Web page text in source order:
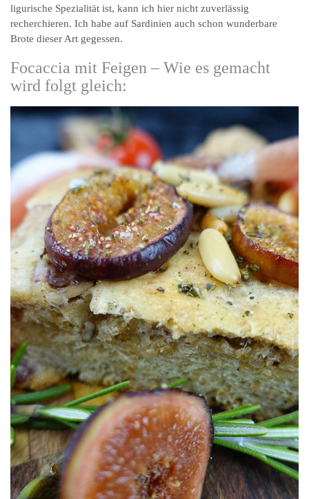
ligurische Spezialität ist, kann ich hier nicht zuverlässig
recherchieren. Ich habe auf Sardinien auch schon wunderbare
Brote dieser Art gegessen.
Focaccia mit Feigen – Wie es gemacht
wird folgt gleich: